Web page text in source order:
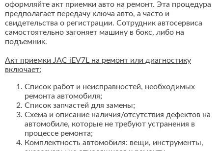
оформляйте акт приемки авто на ремонт. Эта процедура
предполагает передачу ключа авто, а часто и
свидетельства о регистрации. Сотрудник автосервиса
самостоятельно загоняет машину в бокс, либо на
подъемник.
Акт приемки JAC iEV7L на ремонт или диагностику
включает:
Список работ и неисправностей, необходимых
ремонта автомобиля;
Список запчастей для замены;
Схема и описание наличия/отсутствия дефектов на
автомобиле, которые не требуют устранения в
процессе ремонта;
Комплектность автомобиля: вещи, инструменты,